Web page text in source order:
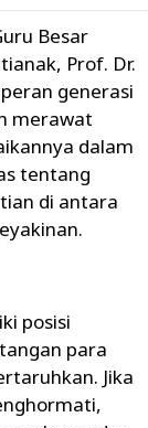
Besar
Prof. Dr.
generasi
merawat
dalam
tentang
di antara
posisi
para
Jika